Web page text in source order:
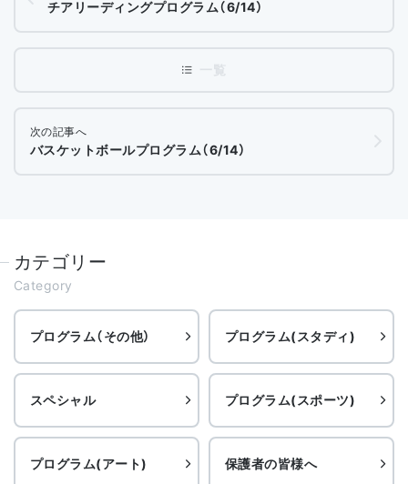
チアリーディングプログラム（6/14）
次の記事へ
バスケットボールプログラム（6/14）
カテゴリー
Category
プログラム（その他） プログラム(スタディ)
スペシャル プログラム(スポーツ)
プログラム(アート) 保護者の皆様へ